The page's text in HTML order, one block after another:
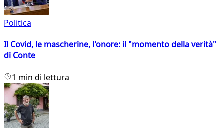
Politica
Il Covid, le mascherine, l'onore: il "momento della verità"
di Conte
1 min di lettura